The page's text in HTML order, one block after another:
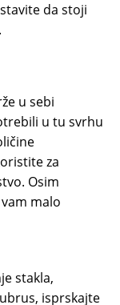
da stoji
u sebi
u tu svrhu
za
Osim
malo
stakla,
isprskajte